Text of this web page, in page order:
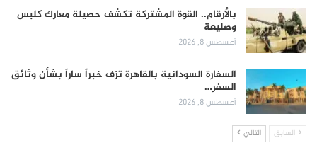
بالأرقام.. القوة المشتركة تكشف حصيلة معارك كلبس
وصليعة
أغسطس 8, 2026
السفارة السودانية بالقاهرة تزف خبراً ساراً بشأن وثائق
السفر…
أغسطس 8, 2026
السابق التالي